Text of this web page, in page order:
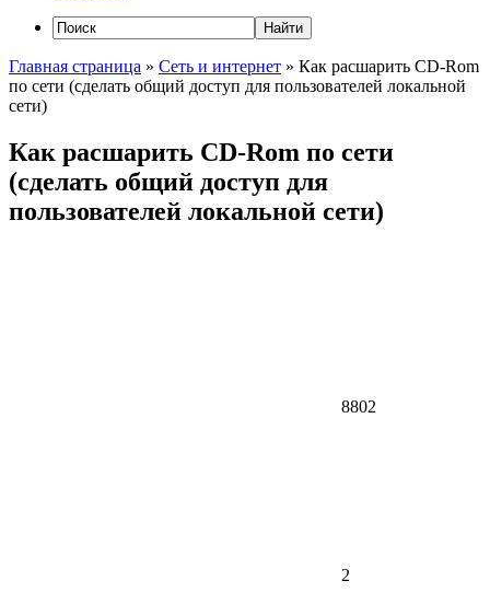
Главная страница » Сеть и интернет » Как расшарить CD-Rom
по сети (сделать общий доступ для пользователей локальной
сети)
Как расшарить CD-Rom по сети
(сделать общий доступ для
пользователей локальной сети)
8802
2